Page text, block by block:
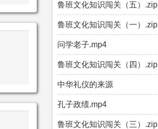
鲁班文化知识闯关（五）.zip
鲁班文化知识闯关（一）.zip
问学老子.mp4
鲁班文化知识闯关（四）.zip
中华礼仪的来源
孔子政绩.mp4
鲁班文化知识闯关（三）.zip